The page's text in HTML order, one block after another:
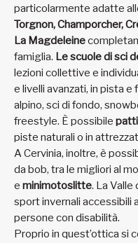
particolarmente adatte
Torgnon, Champorcher,
La Magdeleine
famiglia. Le scuole di sci
lezioni collettive e
e livelli avanzati, in pista
alpino, sci di fondo,
freestyle. È possibile
piste naturali o in
A Cervinia, inoltre, è
da bob, tra le migliori al
e minimotoslitte. La Valle
sport invernali accessibili
persone con disabilità.
Proprio in quest’ottica si